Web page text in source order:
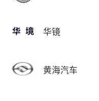
华镜
黄海汽车